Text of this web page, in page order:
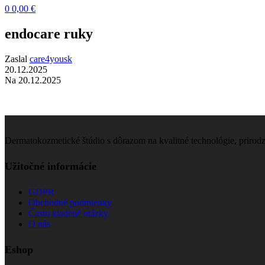
0 0,00 €
endocare ruky
Zaslal care4yousk
20.12.2025
Na 20.12.2025
Dermatokozmetické štúdio s dôrazom na kvalitné technológie,
Užitočné informácie
GDPR
Obchodné podmienky
Často kladené otázky
O nás
Eshop